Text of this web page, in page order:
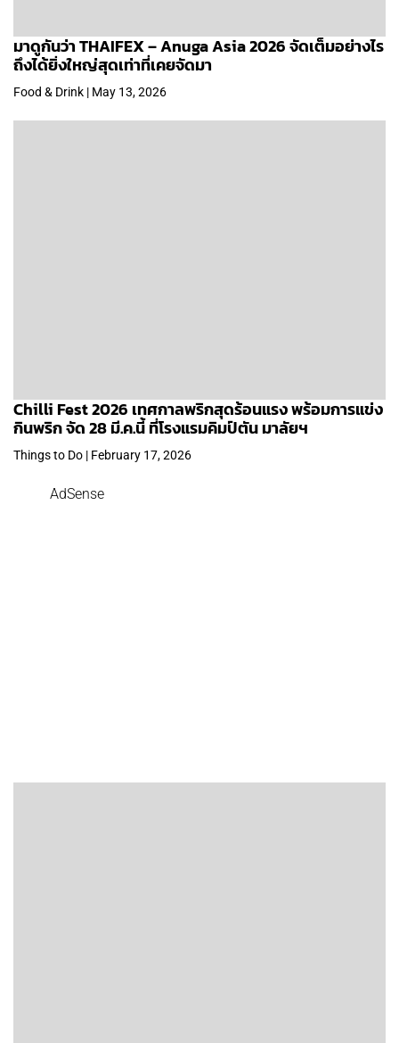
มาดูกันว่า THAIFEX – Anuga Asia 2026 จัดเต็มอย่างไร
ถึงได้ยิ่งใหญ่สุดเท่าที่เคยจัดมา
Food & Drink | May 13, 2026
Chilli Fest 2026 เทศกาลพริกสุดร้อนแรง พร้อมการแข่ง
กินพริก จัด 28 มี.ค.นี้ ที่โรงแรมคิมป์ตัน มาลัยฯ
Things to Do | February 17, 2026
AdSense